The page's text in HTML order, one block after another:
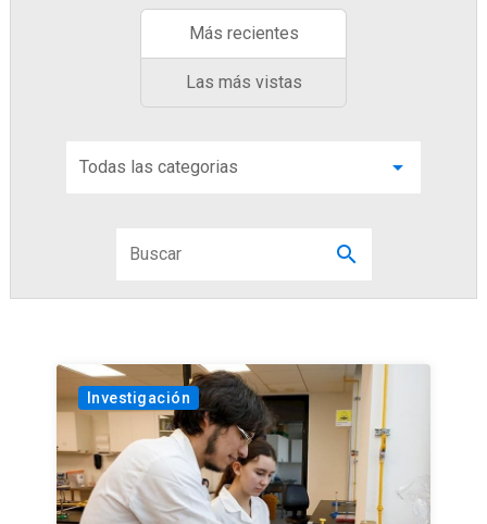
Más recientes
Las más vistas
arrow_drop_down
search
Investigación